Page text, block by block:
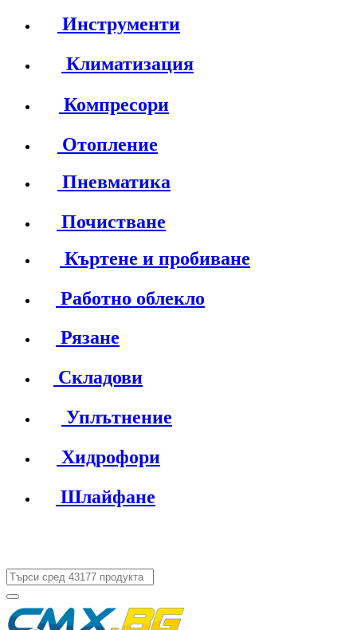
Инструменти
Климатизация
Компресори
Отопление
Пневматика
Почистване
Къртене и пробиване
Работно облекло
Рязане
Складови
Уплътнение
Хидрофори
Шлайфане